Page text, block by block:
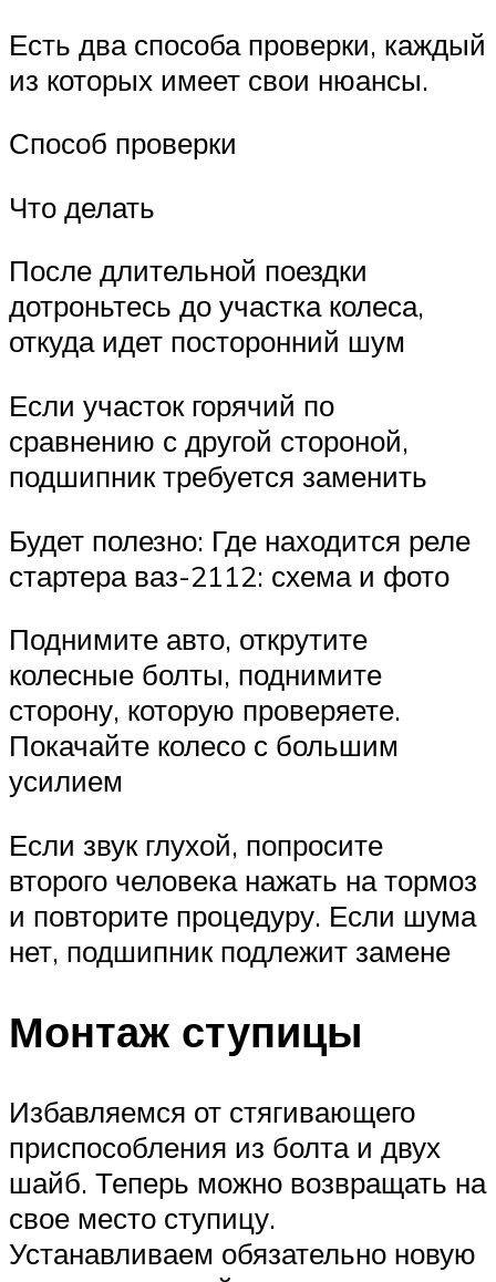
Есть два способа проверки, каждый
из которых имеет свои нюансы.
Способ проверки
Что делать
После длительной поездки
дотроньтесь до участка колеса,
откуда идет посторонний шум
Если участок горячий по
сравнению с другой стороной,
подшипник требуется заменить
Будет полезно: Где находится реле
стартера ваз-2112: схема и фото
Поднимите авто, открутите
колесные болты, поднимите
сторону, которую проверяете.
Покачайте колесо с большим
усилием
Если звук глухой, попросите
второго человека нажать на тормоз
и повторите процедуру. Если шума
нет, подшипник подлежит замене
Монтаж ступицы
Избавляемся от стягивающего
приспособления из болта и двух
шайб. Теперь можно возвращать на
свое место ступицу.
Устанавливаем обязательно новую